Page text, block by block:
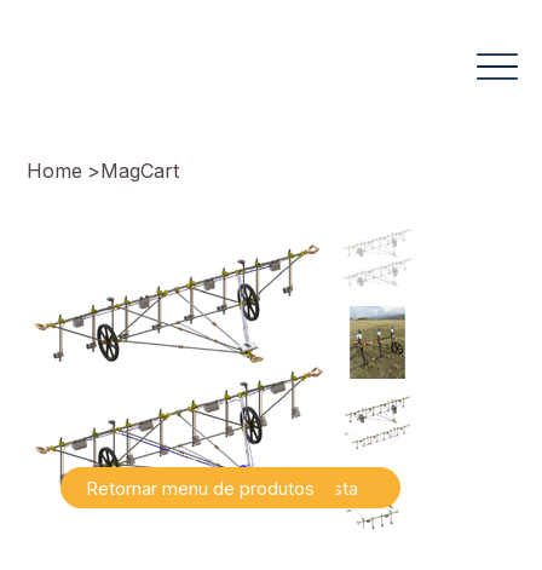
Home >MagCart
Falar com especialista
Retornar menu de produtos